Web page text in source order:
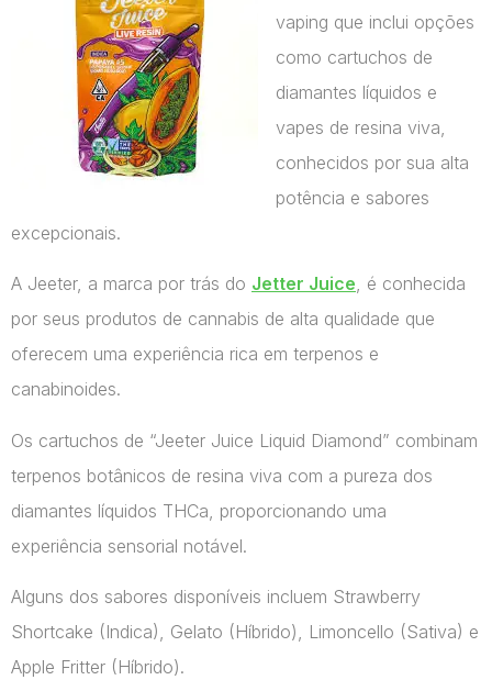
vaping que inclui opções
como cartuchos de
diamantes líquidos e
vapes de resina viva,
conhecidos por sua alta
potência e sabores
excepcionais.
A Jeeter, a marca por trás do Jetter Juice, é conhecida
por seus produtos de cannabis de alta qualidade que
oferecem uma experiência rica em terpenos e
canabinoides.
Os cartuchos de “Jeeter Juice Liquid Diamond” combinam
terpenos botânicos de resina viva com a pureza dos
diamantes líquidos THCa, proporcionando uma
experiência sensorial notável.
Alguns dos sabores disponíveis incluem Strawberry
Shortcake (Indica), Gelato (Híbrido), Limoncello (Sativa) e
Apple Fritter (Híbrido).